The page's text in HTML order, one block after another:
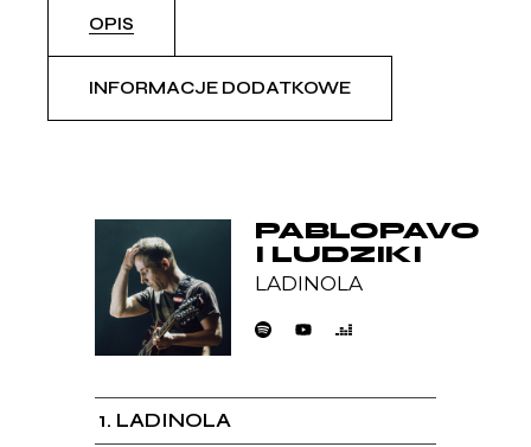
OPIS
INFORMACJE DODATKOWE
PABLOPAVO
I LUDZIKI
LADINOLA
1 LADINOLA